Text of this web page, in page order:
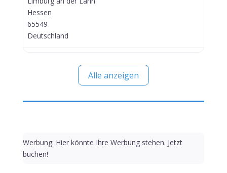
Hessen
65549
Deutschland
Alle anzeigen
Werbung: Hier könnte Ihre Werbung stehen. Jetzt
buchen!